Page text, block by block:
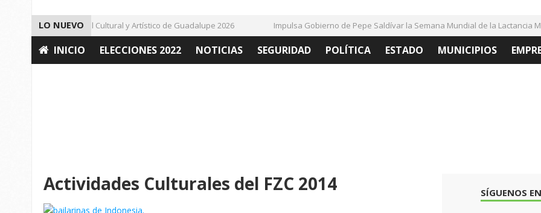
LO NUEVO
Da inicio el Festival Cultural y Artístico de Guadalupe 2026 Impulsa Gobierno de Pepe Saldívar la Semana Mundial de la Lactancia
INICIO ELECCIONES 2022 NOTICIAS SEGURIDAD POLÍTICA ESTADO MUNICIPIOS
Actividades Culturales del FZC 2014 SÍGUENOS